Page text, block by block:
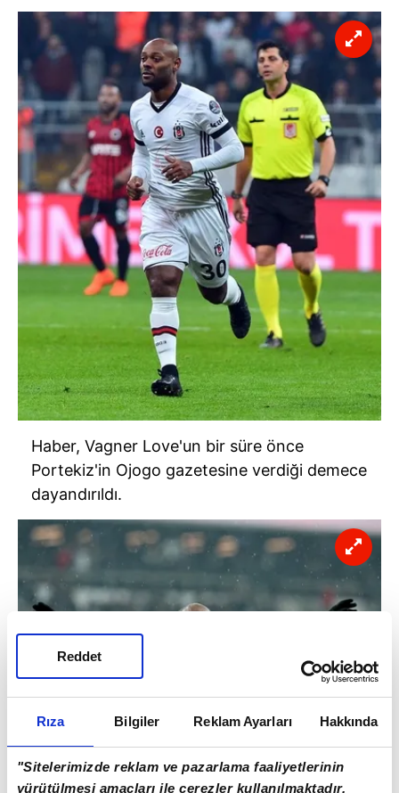
Rıza Bilgiler Reklam Ayarları Hakkında
"Sitelerimizde reklam ve pazarlama faaliyetlerinin
yürütülmesi amaçları ile çerezler kullanılmaktadır.
Reddet
Haber, Vagner Love'un bir süre önce
Portekiz'in Ojogo gazetesine verdiği demece
dayandırıldı.
BONSERVİSE KARŞILIK